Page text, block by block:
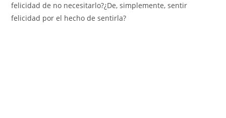
felicidad de no necesitarlo?¿De, simplemente, sentir
felicidad por el hecho de sentirla?